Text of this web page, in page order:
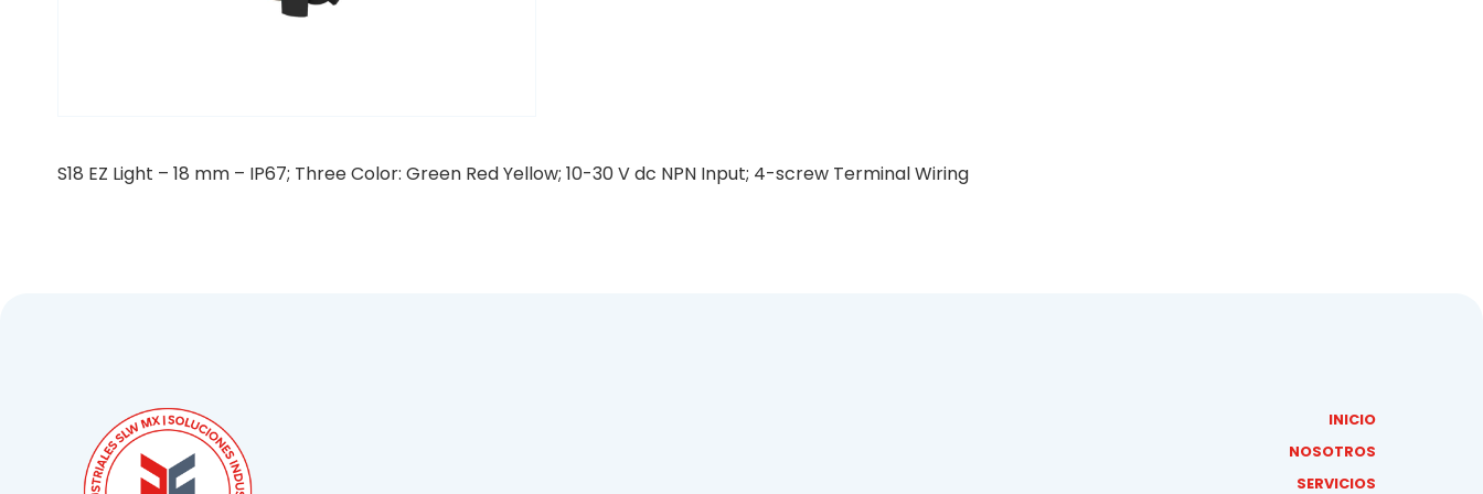
S18 EZ Light – 18 mm – IP67; Three Color: Green Red Yellow; 10-30 V dc NPN Input; 4-screw Terminal Wiring
INICIO
NOSOTROS
SERVICIOS